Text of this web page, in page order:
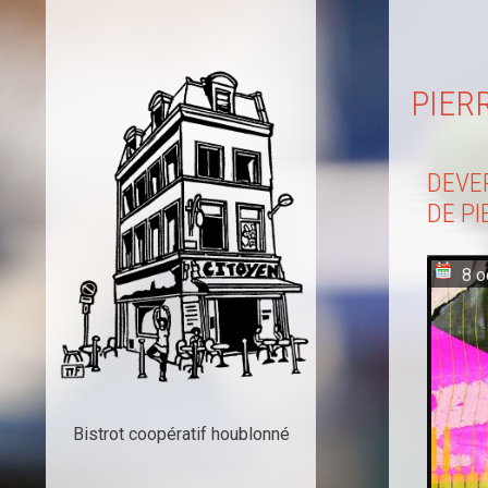
Bistrot coopératif houblonné
DE
8